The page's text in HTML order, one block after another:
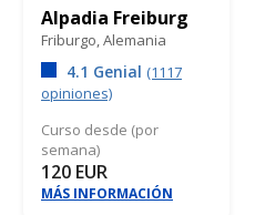
Alpadia Freiburg
Friburgo,Alemania
4.1 Genial (1117
opiniones)
Curso desde (por
semana)
120 EUR
MÁS INFORMACIÓN